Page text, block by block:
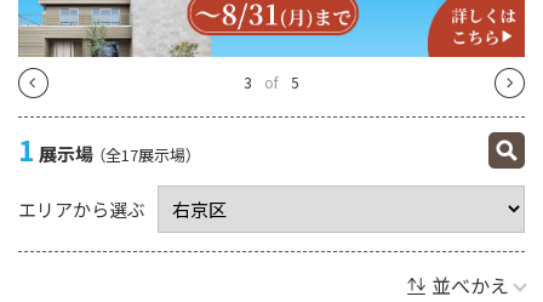
4 of 5
1 展示場 （全17展示場）
エリアから選ぶ
並べかえ